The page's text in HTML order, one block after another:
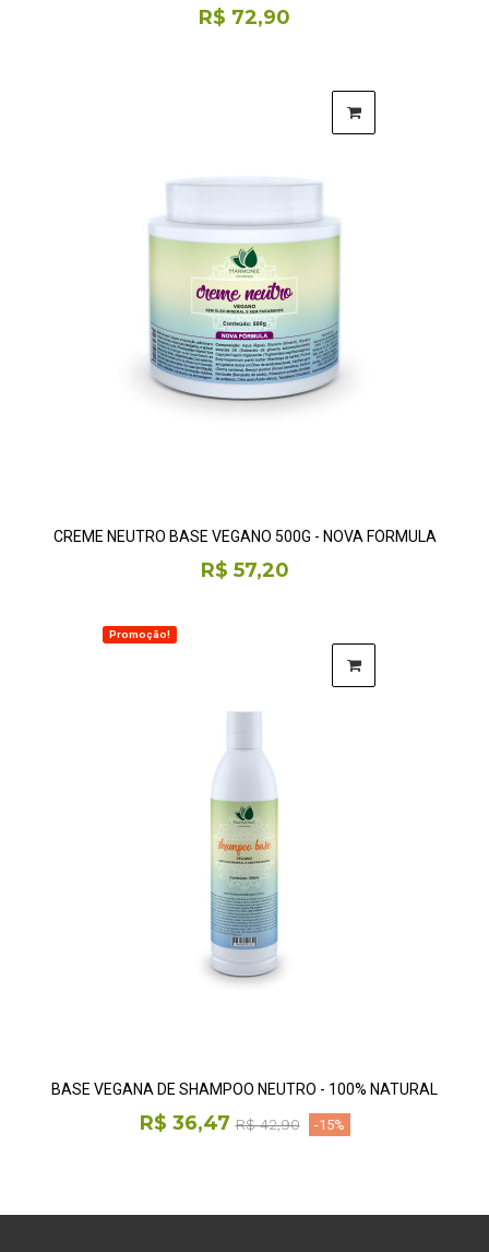
R$ 72,90
CREME NEUTRO BASE VEGANO 500G - NOVA FÓRMULA
R$ 57,20
Promoção!
BASE VEGANA DE SHAMPOO NEUTRO - 100% NATURAL
R$ 36,47R$ 42,90 -15%